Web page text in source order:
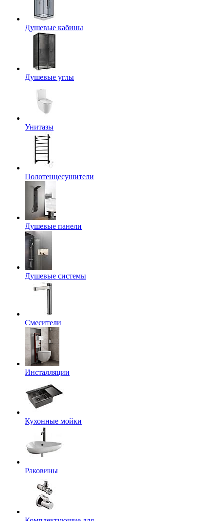
Душевые кабины
Душевые углы
Унитазы
Полотенцесушители
Душевые панели
Душевые системы
Смесители
Инсталляции
Кухонные мойки
Раковины